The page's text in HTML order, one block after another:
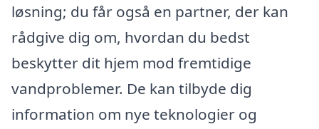
løsning; du får også en partner, der kan
rådgive dig om, hvordan du bedst
beskytter dit hjem mod fremtidige
vandproblemer. De kan tilbyde dig
information om nye teknologier og